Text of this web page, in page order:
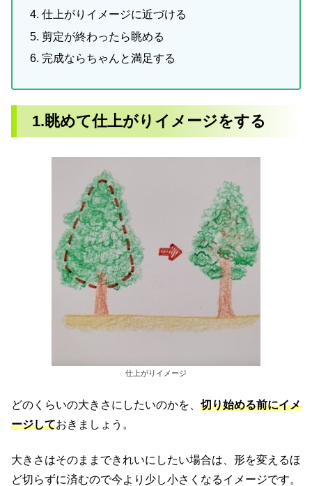
仕上がりイメージに近づける
剪定が終わったら眺める
完成ならちゃんと満足する
1.眺めて仕上がりイメージをする
仕上がりイメージ
どのくらいの大きさにしたいのかを、 切り始める前にイメ
ージしておきましょう。
大きさはそのままできれいにしたい場合は、形を変えるほ
ど切らずに済むので今より少し小さくなるイメージです。